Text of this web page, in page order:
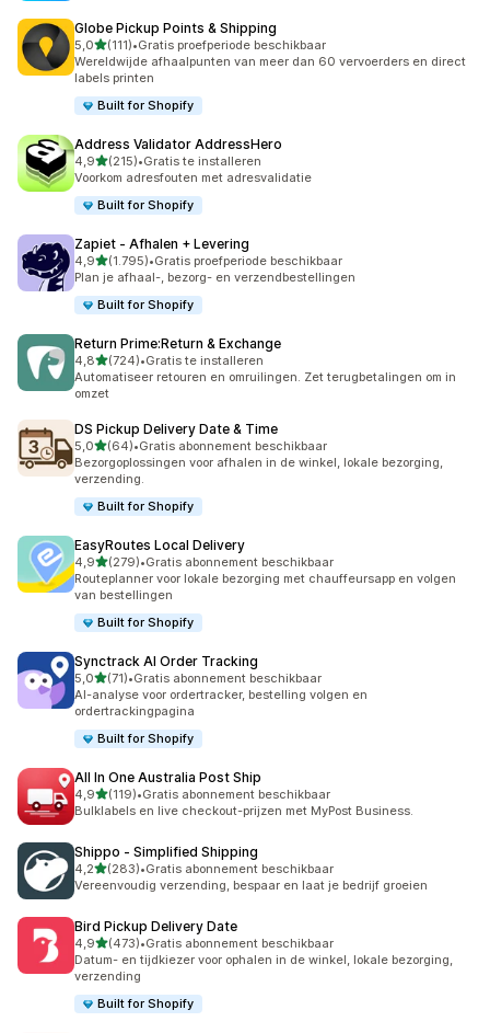
Globe Pickup Points & Shipping
5,0van 5 sterren
(111)
111 recensies in totaal
•Gratis proefperiode beschikbaar
Wereldwijde afhaalpunten van meer dan 60 vervoerders en direct
labels printen
Built for Shopify
Address Validator AddressHero
4,9van 5 sterren
(215)
215 recensies in totaal
•Gratis te installeren
Voorkom adresfouten met adresvalidatie
Built for Shopify
Zapiet ‑ Afhalen + Levering
4,9van 5 sterren
(1.795)
1795 recensies in totaal
•Gratis proefperiode beschikbaar
Plan je afhaal-, bezorg- en verzendbestellingen
Built for Shopify
Return Prime:Return & Exchange
4,8van 5 sterren
(724)
724 recensies in totaal
•Gratis te installeren
Automatiseer retouren en omruilingen. Zet terugbetalingen om in
omzet
DS Pickup Delivery Date & Time
5,0van 5 sterren
(64)
64 recensies in totaal
•Gratis abonnement beschikbaar
Bezorgoplossingen voor afhalen in de winkel, lokale bezorging,
verzending.
Built for Shopify
EasyRoutes Local Delivery
4,9van 5 sterren
(279)
279 recensies in totaal
•Gratis abonnement beschikbaar
Routeplanner voor lokale bezorging met chauffeursapp en volgen
van bestellingen
Built for Shopify
Synctrack AI Order Tracking
5,0van 5 sterren
(71)
71 recensies in totaal
•Gratis abonnement beschikbaar
AI-analyse voor ordertracker, bestelling volgen en
ordertrackingpagina
Built for Shopify
All In One Australia Post Ship
4,9van 5 sterren
(119)
119 recensies in totaal
•Gratis abonnement beschikbaar
Bulklabels en live checkout-prijzen met MyPost Business.
Shippo ‑ Simplified Shipping
4,2van 5 sterren
(283)
283 recensies in totaal
•Gratis abonnement beschikbaar
Vereenvoudig verzending, bespaar en laat je bedrijf groeien
Bird Pickup Delivery Date
4,9van 5 sterren
(473)
473 recensies in totaal
•Gratis abonnement beschikbaar
Datum- en tijdkiezer voor ophalen in de winkel, lokale bezorging,
verzending
Built for Shopify